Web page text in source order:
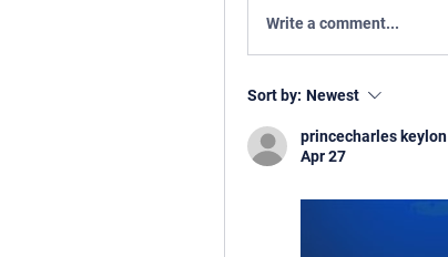
Write a comment...
Sort by: Newest
princecharles keylon
Apr 27